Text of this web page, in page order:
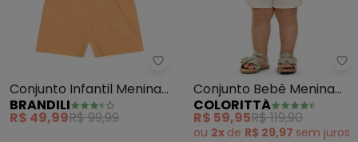
Brandili - Conjunto Infantil
Conjunto Infantil Menina
Brilhante (Bege)
BRANDILI
R$ 49,99R$ 99,99
Conjunto Bebê Menina
Malha Canelada (Bege)
COLORITTÁ
R$ 59,95R$ 119,90
ou 2x de R$ 29,97 sem juros